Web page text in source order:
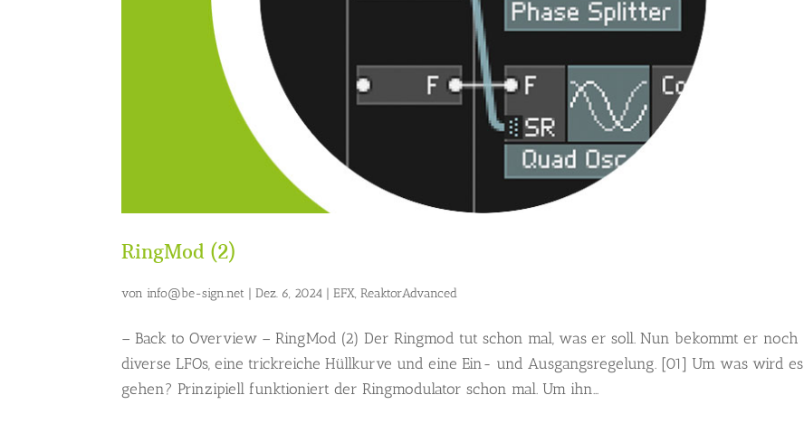
RingMod (2)
von info@be-sign.net |Dez. 6, 2024 |EFX,ReaktorAdvanced
– Back to Overview – RingMod (2) Der Ringmod tut schon mal, was er soll. Nun bekommt er noch
diverse LFOs, eine trickreiche Hüllkurve und eine Ein- und Ausgangsregelung. [01] Um was wird es
gehen? Prinzipiell funktioniert der Ringmodulator schon mal. Um ihn...